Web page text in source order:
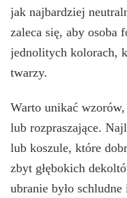
jak najbardziej
zaleca się, aby osoba
jednolitych kolorach,
twarzy.
Warto unikać
lub rozpraszające.
lub koszule, które
zbyt głębokich
ubranie było schludne